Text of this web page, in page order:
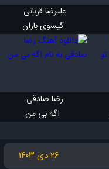
علیرضا قربانی
گیسوی باران
رضا صادقی
اگه بی من
۲۶ دی ۱۴۰۳